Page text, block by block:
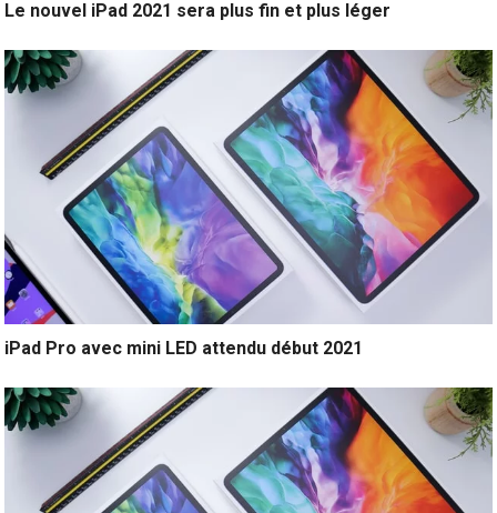
Le nouvel iPad 2021 sera plus fin et plus léger
iPad Pro avec mini LED attendu début 2021